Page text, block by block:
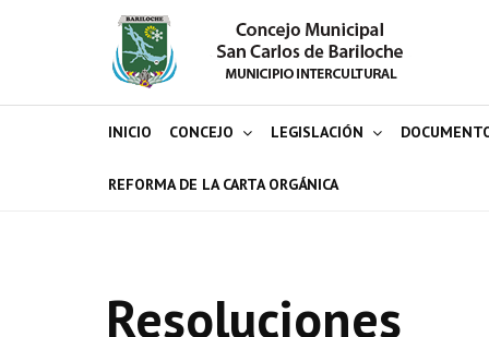
INICIO CONCEJO LEGISLACIÓN
REFORMA DE LA CARTA ORGÁNICA
Resoluciones